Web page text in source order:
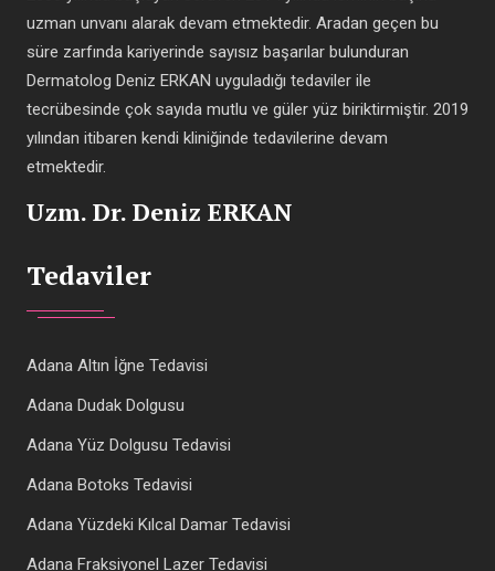
uzman unvanı alarak devam etmektedir. Aradan geçen bu
süre zarfında kariyerinde sayısız başarılar bulunduran
Dermatolog Deniz ERKAN uyguladığı tedaviler ile
tecrübesinde çok sayıda mutlu ve güler yüz biriktirmiştir. 2019
yılından itibaren kendi kliniğinde tedavilerine devam
etmektedir.
Uzm. Dr. Deniz ERKAN
Tedaviler
Adana Altın İğne Tedavisi
Adana Dudak Dolgusu
Adana Yüz Dolgusu Tedavisi
Adana Botoks Tedavisi
Adana Yüzdeki Kılcal Damar Tedavisi
Adana Fraksiyonel Lazer Tedavisi